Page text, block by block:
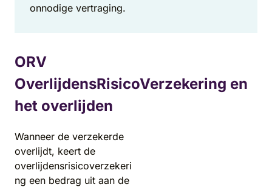
onnodige vertraging.
ORV
OverlijdensRisicoVerzekering en
het overlijden
Wanneer de verzekerde
overlijdt, keert de
overlijdensrisicoverzekeri
ng een bedrag uit aan de